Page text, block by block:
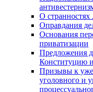
О
Оправдания
Основания
приватизации
Предложения
Конституцию
Призывы к
уголовного и